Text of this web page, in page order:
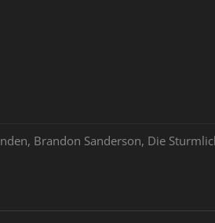
Brandon Sanderson, Die